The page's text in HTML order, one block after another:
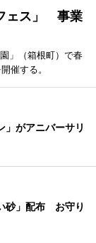
ェス」 事業
」（箱根町）で春
催する。
」がアニバーサリ
砂」配布 お守り